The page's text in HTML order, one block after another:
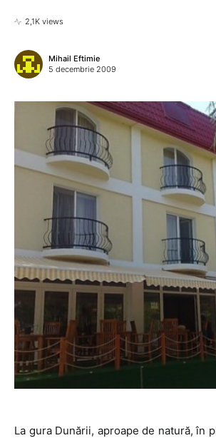
2,1K views
Mihail Eftimie
5 decembrie 2009
La gura Dunării, aproape de natură, în